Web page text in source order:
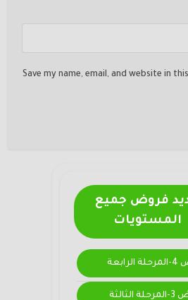
Save my name, email, and website in
فروض جميع
المستويات